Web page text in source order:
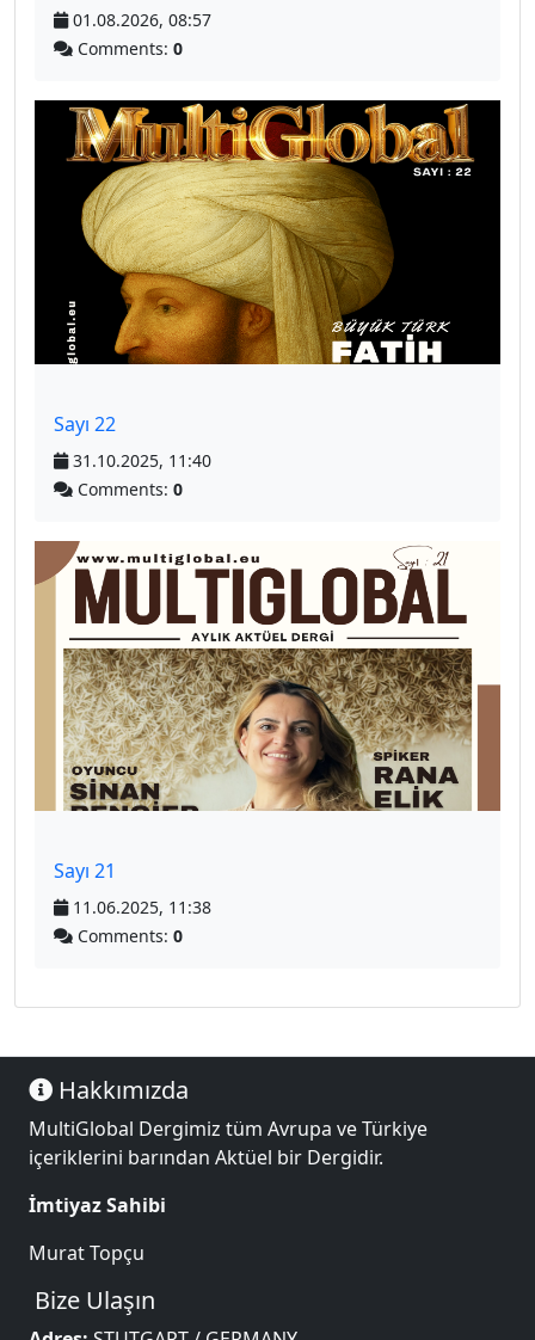
01.08.2026, 08:57
Comments: 0
Sayı 22
31.10.2025, 11:40
Comments: 0
Sayı 21
11.06.2025, 11:38
Comments: 0
Hakkımızda
MultiGlobal Dergimiz tüm Avrupa ve Türkiye
içeriklerini barından Aktüel bir Dergidir.
İmtiyaz Sahibi
Murat Topçu
Bize Ulaşın